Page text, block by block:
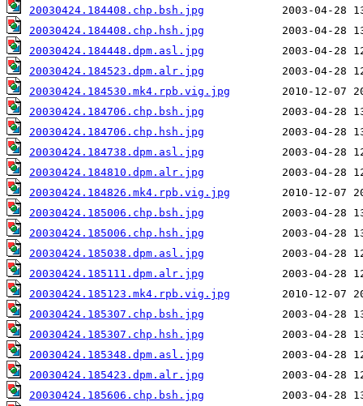
20030424.184408.chp.bsh.jpg
20030424.184408.chp.hsh.jpg
20030424.184448.dpm.asl.jpg
20030424.184523.dpm.alr.jpg
20030424.184530.mk4.rpb.vig.jpg
20030424.184706.chp.bsh.jpg
20030424.184706.chp.hsh.jpg
20030424.184738.dpm.asl.jpg
20030424.184810.dpm.alr.jpg
20030424.184826.mk4.rpb.vig.jpg
20030424.185006.chp.bsh.jpg
20030424.185006.chp.hsh.jpg
20030424.185038.dpm.asl.jpg
20030424.185111.dpm.alr.jpg
20030424.185123.mk4.rpb.vig.jpg
20030424.185307.chp.bsh.jpg
20030424.185307.chp.hsh.jpg
20030424.185348.dpm.asl.jpg
20030424.185423.dpm.alr.jpg
20030424.185606.chp.bsh.jpg